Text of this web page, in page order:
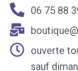
06 75 88
ouverte
sauf